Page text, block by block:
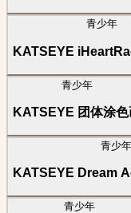
青少年
KATSEYE
青少年
KATSEYE 团体涂色
青少年
KATSEYE Dream
青少年